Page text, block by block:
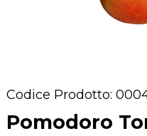
Codice Prodotto:
Pomodoro